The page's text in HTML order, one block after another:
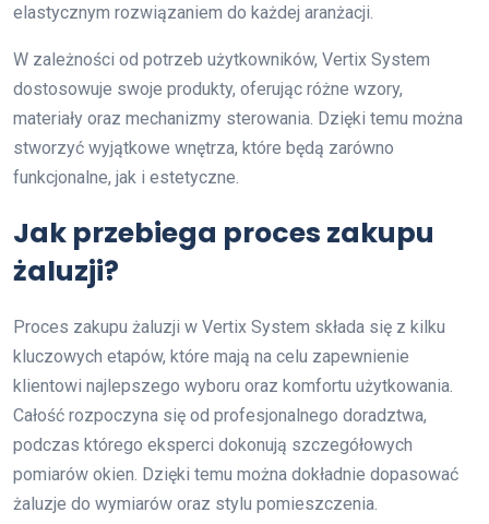
elastycznym rozwiązaniem do każdej aranżacji.
W zależności od potrzeb użytkowników, Vertix System
dostosowuje swoje produkty, oferując różne wzory,
materiały oraz mechanizmy sterowania. Dzięki temu można
stworzyć wyjątkowe wnętrza, które będą zarówno
funkcjonalne, jak i estetyczne.
Jak przebiega proces zakupu
żaluzji?
Proces zakupu żaluzji w Vertix System składa się z kilku
kluczowych etapów, które mają na celu zapewnienie
klientowi najlepszego wyboru oraz komfortu użytkowania.
Całość rozpoczyna się od profesjonalnego doradztwa,
podczas którego eksperci dokonują szczegółowych
pomiarów okien. Dzięki temu można dokładnie dopasować
żaluzje do wymiarów oraz stylu pomieszczenia.